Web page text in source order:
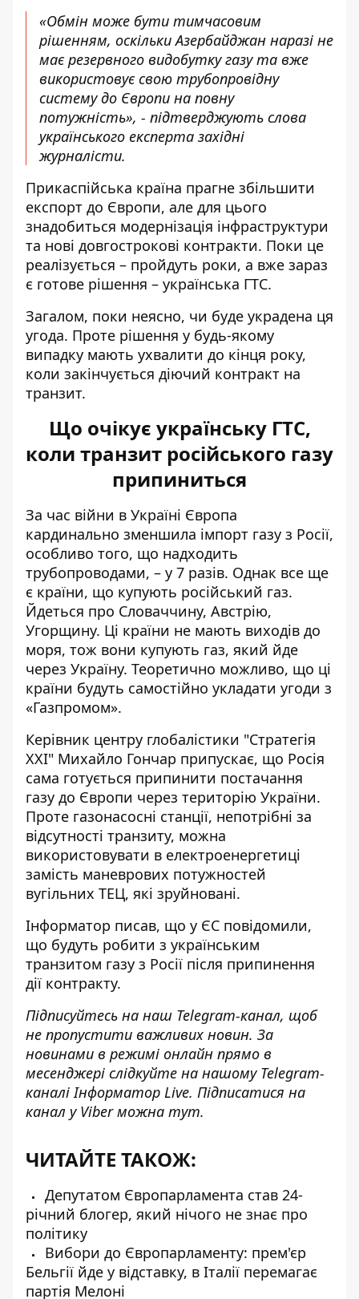
«Обмін може бути тимчасовим
рішенням, оскільки Азербайджан наразі не
має резервного видобутку газу та вже
використовує свою трубопровідну
систему до Європи на повну
потужність», - підтверджують слова
українського експерта західні
журналісти.
Прикаспійська країна прагне збільшити
експорт до Європи, але для цього
знадобиться модернізація інфраструктури
та нові довгострокові контракти. Поки це
реалізується – пройдуть роки, а вже зараз
є готове рішення – українська ГТС.
Загалом, поки неясно, чи буде украдена ця
угода. Проте рішення у будь-якому
випадку мають ухвалити до кінця року,
коли закінчується діючий контракт на
транзит.
Що очікує українську ГТС,
коли транзит російського газу
припиниться
За час війни в Україні Європа
кардинально зменшила імпорт газу з Росії,
особливо того, що надходить
трубопроводами, – у 7 разів. Однак все ще
є країни, що купують російський газ.
Йдеться про Словаччину, Австрію,
Угорщину. Ці країни не мають виходів до
моря, тож вони купують газ, який йде
через Україну. Теоретично можливо, що ці
країни будуть самостійно укладати угоди з
«Газпромом».
Керівник центру глобалістики "Стратегія
ХХІ" Михайло Гончар припускає, що Росія
сама готується припинити постачання
газу до Європи через територію України.
Проте газонасосні станції, непотрібні за
відсутності транзиту, можна
використовувати в електроенергетиці
замість маневрових потужностей
вугільних ТЕЦ, які зруйновані.
Інформатор писав, що у ЄС повідомили,
що будуть робити з українським
транзитом газу з Росії після припинення
дії контракту.
Підписуйтесь на наш Telegram-канал, щоб
не пропустити важливих новин. За
новинами в режимі онлайн прямо в
месенджері слідкуйте на нашому Telegram-
каналіІнформатор Live. Підписатися на
канал у Viber можна тут.
ЧИТАЙТЕ ТАКОЖ:
Депутатом Європарламента став 24-
річний блогер, який нічого не знає про
політику
Вибори до Європарламенту: прем'єр
Бельгії йде у відставку, в Італії перемагає
партія Мелоні